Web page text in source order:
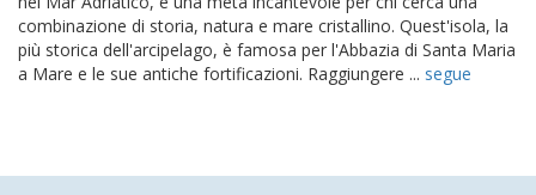
combinazione di storia, natura e mare cristallino. Quest'isola, la
più storica dell'arcipelago, è famosa per l'Abbazia di Santa Maria
a Mare e le sue antiche fortificazioni. Raggiungere ... segue